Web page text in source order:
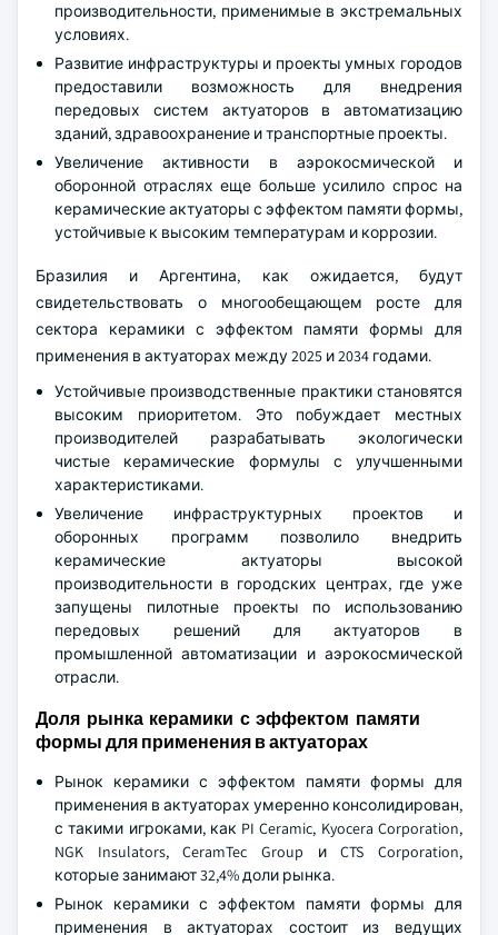
производительности, применимые в экстремальных
условиях.
Развитие инфраструктуры и проекты умных городов
предоставили возможность для внедрения
передовых систем актуаторов в автоматизацию
зданий, здравоохранение и транспортные проекты.
Увеличение активности в аэрокосмической и
оборонной отраслях еще больше усилило спрос на
керамические актуаторы с эффектом памяти формы,
устойчивые к высоким температурам и коррозии.
Бразилия и Аргентина, как ожидается, будут
свидетельствовать о многообещающем росте для
сектора керамики с эффектом памяти формы для
применения в актуаторах между 2025 и 2034 годами.
Устойчивые производственные практики становятся
высоким приоритетом. Это побуждает местных
производителей разрабатывать экологически
чистые керамические формулы с улучшенными
характеристиками.
Увеличение инфраструктурных проектов и
оборонных программ позволило внедрить
керамические актуаторы высокой
производительности в городских центрах, где уже
запущены пилотные проекты по использованию
передовых решений для актуаторов в
промышленной автоматизации и аэрокосмической
отрасли.
Доля рынка керамики с эффектом памяти
формы для применения в актуаторах
Рынок керамики с эффектом памяти формы для
применения в актуаторах умеренно консолидирован,
с такими игроками, как PI Ceramic, Kyocera Corporation,
NGK Insulators, CeramTec Group и CTS Corporation,
которые занимают 32,4% доли рынка.
Рынок керамики с эффектом памяти формы для
применения в актуаторах состоит из ведущих